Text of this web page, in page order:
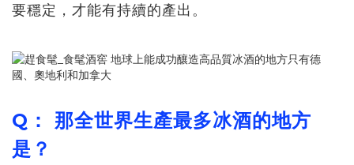
要穩定，才能有持續的產出。
Q： 那全世界生產最多冰酒的地方
是？